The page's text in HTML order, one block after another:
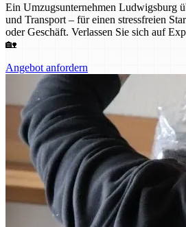
Ein Umzugsunternehmen Ludwigsburg
und Transport – für einen stressfreien
oder Geschäft. Verlassen Sie sich auf
🏡
Angebot anfordern